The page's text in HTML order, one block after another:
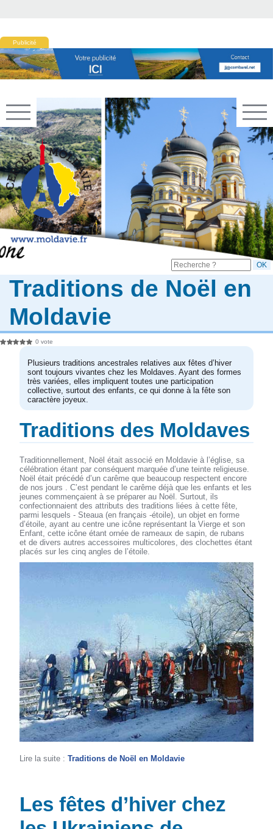
Publicité
Traditions de Noël en
Moldavie
0 vote
Plusieurs traditions ancestrales relatives aux fêtes d’hiver
sont toujours vivantes chez les Moldaves. Ayant des formes
très variées, elles impliquent toutes une participation
collective, surtout des enfants, ce qui donne à la fête son
caractère joyeux.
Traditions des Moldaves
Traditionnellement, Noël était associé en Moldavie à l’église, sa
célébration étant par conséquent marquée d’une teinte religieuse.
Noël était précédé d’un carême que beaucoup respectent encore
de nos jours . C’est pendant le carême déjà que les enfants et les
jeunes commençaient à se préparer au Noël. Surtout, ils
confectionnaient des attributs des traditions liées à cette fête,
parmi lesquels - Steaua (en français -étoile), un objet en forme
d’étoile, ayant au centre une icône représentant la Vierge et son
Enfant, cette icône étant ornée de rameaux de sapin, de rubans
et de divers autres accessoires multicolores, des clochettes étant
placés sur les cinq angles de l’étoile.
Lire la suite :Traditions de Noël en Moldavie
Les fêtes d’hiver chez